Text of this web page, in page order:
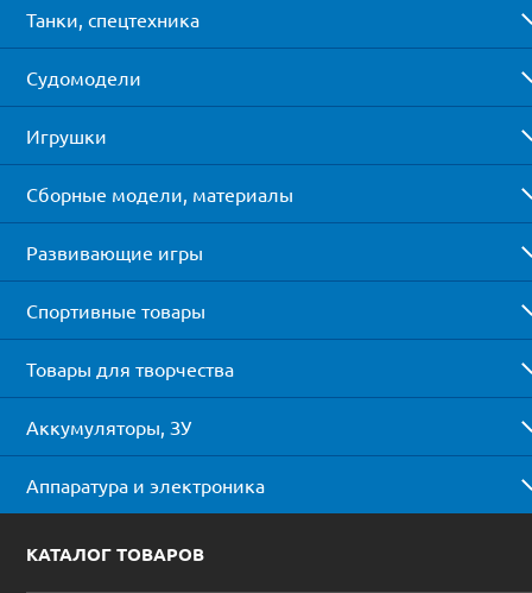
Танки, спецтехника
Судомодели
Игрушки
Сборные модели, материалы
Развивающие игры
Спортивные товары
Товары для творчества
Аккумуляторы, ЗУ
Аппаратура и электроника
КАТАЛОГ ТОВАРОВ